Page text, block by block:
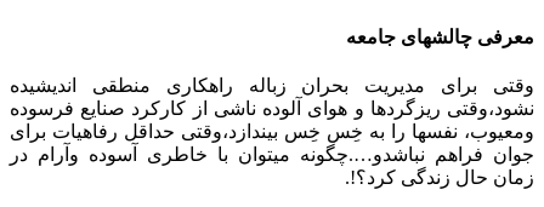
معرفی چالشهای جامعه
وقتی برای مدیریت بحران زباله راهکاری منطقی اندیشیده
نشود،وقتی ریزگردها و هوای آلوده ناشی از کارکرد صنایع فرسوده
ومعیوب، نفسها را به خِس خِس بیندازد،وقتی حداقل رفاهیات برای
جوان فراهم نباشدو….چگونه میتوان با خاطری آسوده وآرام در
زمان حال زندگی کرد؟!.